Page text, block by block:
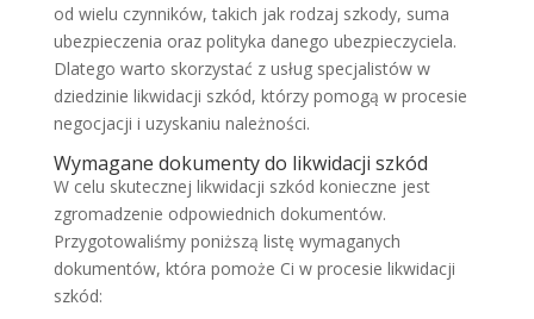
od wielu czynników, takich jak rodzaj szkody, suma
ubezpieczenia oraz polityka danego ubezpieczyciela.
Dlatego warto skorzystać z usług specjalistów w
dziedzinie likwidacji szkód, którzy pomogą w procesie
negocjacji i uzyskaniu należności.
Wymagane dokumenty do likwidacji szkód
W celu skutecznej likwidacji szkód konieczne jest
zgromadzenie odpowiednich dokumentów.
Przygotowaliśmy poniższą listę wymaganych
dokumentów, która pomoże Ci w procesie likwidacji
szkód: